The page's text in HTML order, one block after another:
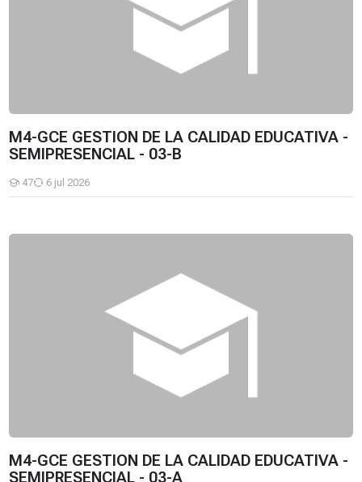
M4-GCE GESTION DE LA CALIDAD EDUCATIVA -
SEMIPRESENCIAL - 03-B
47
Estudiantes
6 jul 2026
M4-GCE GESTION DE LA CALIDAD EDUCATIVA -
SEMIPRESENCIAL - 03-A
M4-GCE GESTION DE LA CALIDAD EDUCATIVA -